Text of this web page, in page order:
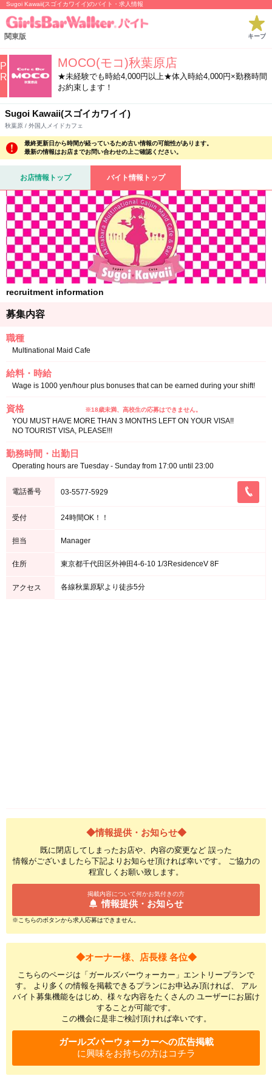
Sugoi Kawaii(スゴイカワイイ)のバイト・求人情報
関東版 キープ
P
R
MOCO(モコ)秋葉原店
★未経験でも時給4,000円以上★体入時給4,000円×勤務時間
お約束します！
Sugoi Kawaii(スゴイカワイイ)
秋葉原 / 外国人メイドカフェ
最終更新日から時間が経っているため古い情報の可能性があります。
最新の情報はお店までお問い合わせの上ご確認ください。
お店情報トップ バイト情報トップ
recruitment information
募集内容
職種
Multinational Maid Cafe
給料・時給
Wage is 1000 yen/hour plus bonuses that can be earned during your shift!
資格 ※18歳未満、高校生の応募はできません。
YOU MUST HAVE MORE THAN 3 MONTHS LEFT ON YOUR VISA!!
NO TOURIST VISA, PLEASE!!!
勤務時間・出勤日
Operating hours are Tuesday - Sunday from 17:00 until 23:00
電話番号 03-5577-5929
受付 24時間OK！！
担当 Manager
住所 東京都千代田区外神田4-6-10 1/3ResidenceV 8F
アクセス 各線秋葉原駅より徒歩5分
◆情報提供・お知らせ◆
既に閉店してしまったお店や、内容の変更など 誤った
情報がございましたら下記よりお知らせ頂ければ幸いです。 ご協力の
程宜しくお願い致します。
掲載内容について何かお気付きの方
情報提供・お知らせ
※こちらのボタンから求人応募はできません。
◆オーナー様、店長様 各位◆
こちらのページは「ガールズバーウォーカー」エントリープランで
す。 より多くの情報を掲載できるプランにお申込み頂ければ、 アル
バイト募集機能をはじめ、様々な内容をたくさんの ユーザーにお届け
することが可能です。
この機会に是非ご検討頂ければ幸いです。
ガールズバーウォーカーへの広告掲載
に興味をお持ちの方はコチラ